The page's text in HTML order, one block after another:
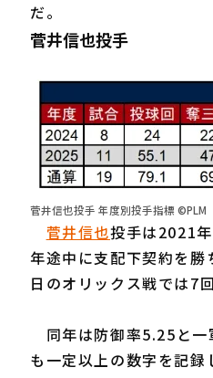
だ。
菅井信也投手
菅井信也投手 年度別投手指標 ©PLM
菅井信也投手は2021
年途中に支配下契約を
日のオリックス戦では7
同年は防御率5.25と一
も一定以上の数字を記